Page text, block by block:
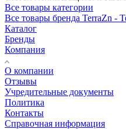
Все товары категории
Все товары бренда TerraZn -
Каталог
Бренды
Компания
О компании
Отзывы
Учредительные документы
Политика
Контакты
Справочная информация